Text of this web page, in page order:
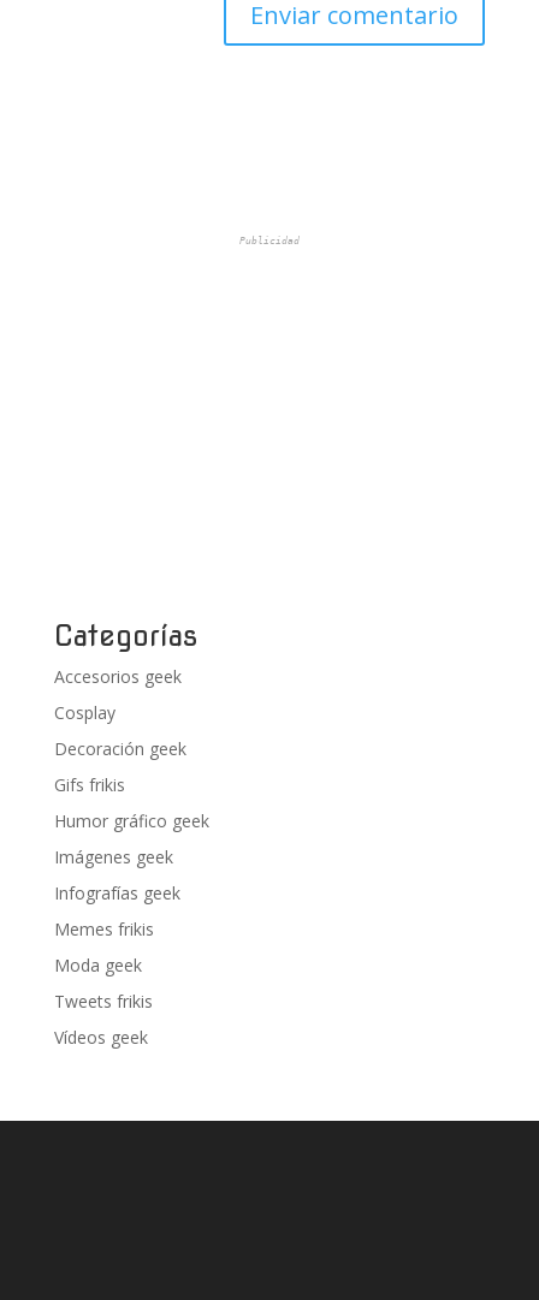
Publicidad
Categorías
Accesorios geek
Cosplay
Decoración geek
Gifs frikis
Humor gráfico geek
Imágenes geek
Infografías geek
Memes frikis
Moda geek
Tweets frikis
Vídeos geek